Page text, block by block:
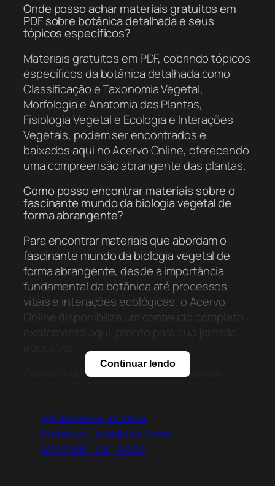
Onde posso achar materiais gratuitos em
PDF sobre botânica detalhada e seus
tópicos específicos?
Materiais gratuitos em PDF, cobrindo tópicos
específicos da botânica detalhada como
Classificação e Taxonomia Vegetal,
Morfologia e Anatomia das Plantas,
Fisiologia Vegetal e Ecologia e Interações
Vegetais, podem ser encontrados e
baixados aqui no Acervo Online, oferecendo
uma compreensão abrangente das plantas.
Como posso encontrar materiais sobre o
fascinante mundo da biologia vegetal de
forma abrangente?
Para encontrar materiais que abordam o
fascinante mundo da biologia vegetal de
forma abrangente, desde a importância
fundamental da botânica até processos
vitais e interações ecológicas, o Acervo
Online disponibiliza um conteúdo completo
Gostaria de saber como ter acesso ao
Você pode ter acesso a este documento em
PDF que desvenda os mistérios do reino
vegetal e que foi cuidadosamente elaborado
Continuar lendo
@biblioteca_publica
literatura_brasileira livros
Machado_De_Assis